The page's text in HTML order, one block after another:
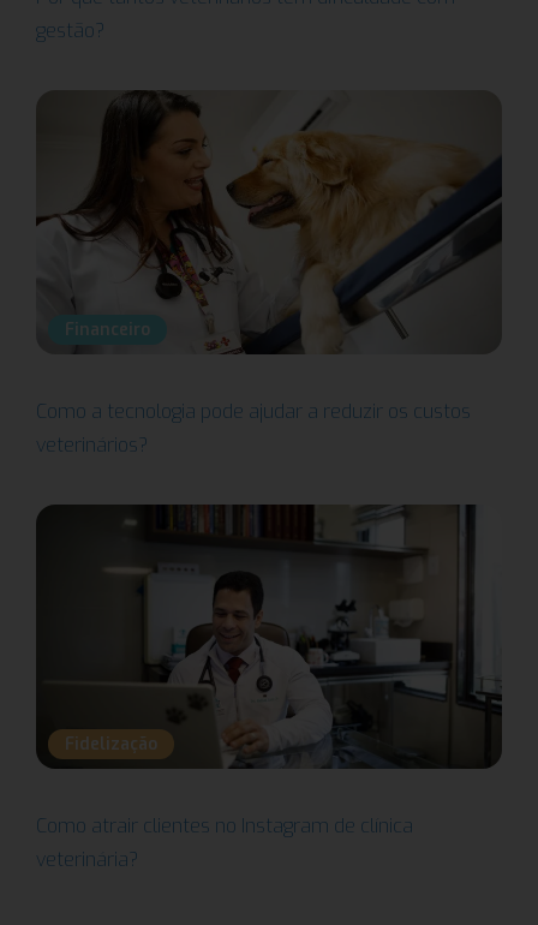
gestão?
Financeiro
Como a tecnologia pode ajudar a reduzir os custos
veterinários?
Fidelização
Como atrair clientes no Instagram de clínica
veterinária?